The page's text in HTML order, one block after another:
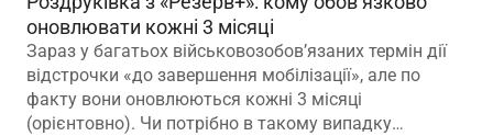
оновлювати кожні 3 місяці
Зараз у багатьох військовозобов’язаних термін дії
відстрочки «до завершення мобілізації», але по
факту вони оновлюються кожні 3 місяці
(орієнтовно). Чи потрібно в такому випадку